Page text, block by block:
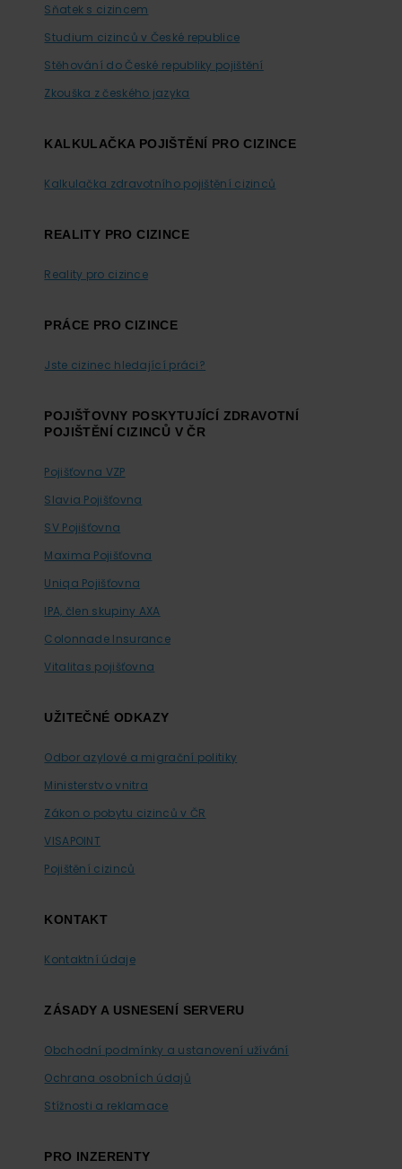
Sňatek s cizincem
Studium cizinců v České republice
Stěhování do České republiky pojištění
Zkouška z českého jazyka
KALKULAČKA POJIŠTĚNÍ PRO CIZINCE
Kalkulačka zdravotního pojištění cizinců
REALITY PRO CIZINCE
Reality pro cizince
PRÁCE PRO CIZINCE
Jste cizinec hledající práci?
POJIŠŤOVNY POSKYTUJÍCÍ ZDRAVOTNÍ
POJIŠTĚNÍ CIZINCŮ V ČR
Pojišťovna VZP
Slavia Pojišťovna
SV Pojišťovna
Maxima Pojišťovna
Uniqa Pojišťovna
IPA, člen skupiny AXA
Colonnade Insurance
Vitalitas pojišťovna
UŽITEČNÉ ODKAZY
Odbor azylové a migrační politiky
Ministerstvo vnitra
Zákon o pobytu cizinců v ČR
VISAPOINT
Pojištění cizinců
KONTAKT
Kontaktní údaje
ZÁSADY A USNESENÍ SERVERU
Obchodní podmínky a ustanovení užívání
Ochrana osobních údajů
Stížnosti a reklamace
PRO INZERENTY